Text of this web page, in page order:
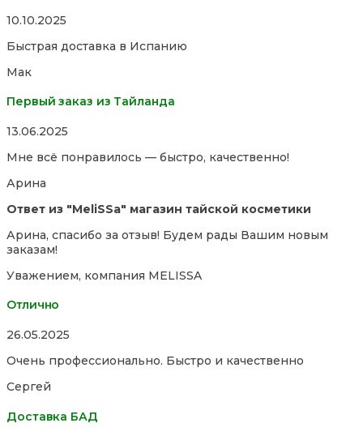
Rated
out
5
10.10.2025
Быстрая доставка в Испанию
Мак
Первый заказ из Тайланда
Rated
out
5
13.06.2025
Мне всё понравилось — быстро, качественно!
Арина
Ответ из "MeliSSa" магазин тайской косметики
Арина, спасибо за отзыв! Будем рады Вашим новым
заказам!
Уважением, компания MELISSA
Отлично
Rated
out
5
26.05.2025
Очень профессионально. Быстро и качественно
Сергей
Доставка БАД